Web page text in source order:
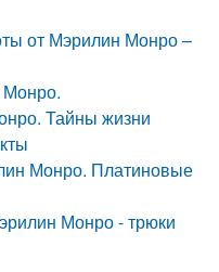
от Мэрилин Монро –
Тайны жизни
Монро. Платиновые
Монро - трюки